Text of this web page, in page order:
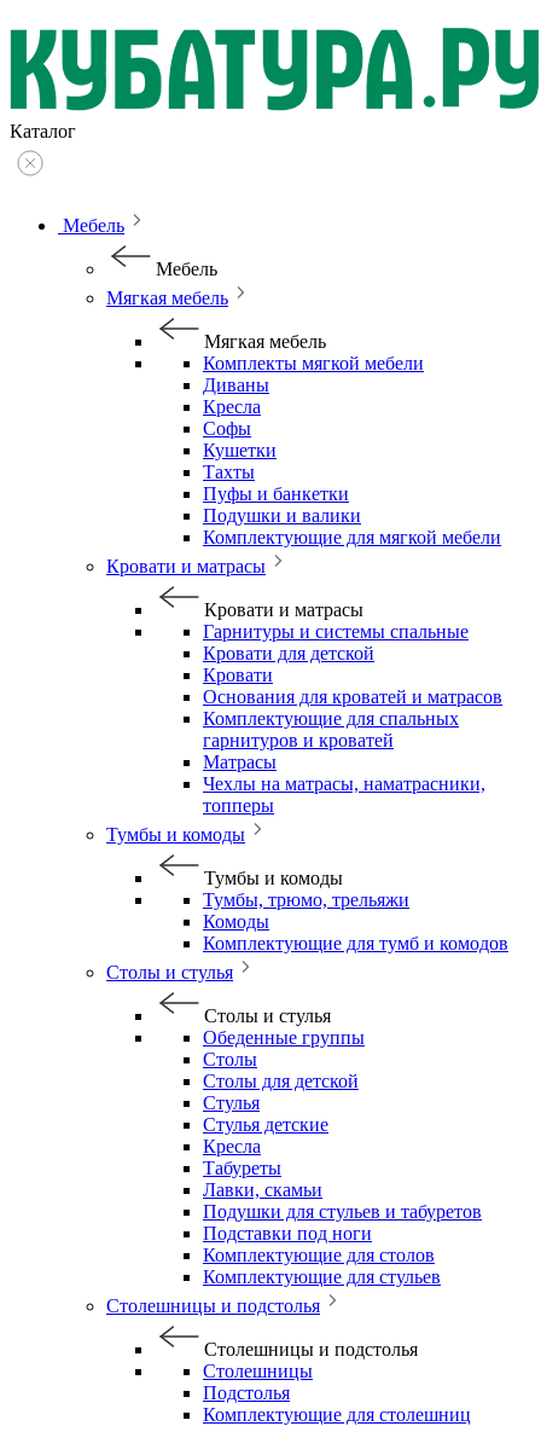
Каталог
Мебель
Мебель
Мягкая мебель
Мягкая мебель
Комплекты мягкой мебели
Диваны
Кресла
Софы
Кушетки
Тахты
Пуфы и банкетки
Подушки и валики
Комплектующие для мягкой мебели
Кровати и матрасы
Кровати и матрасы
Гарнитуры и системы спальные
Кровати для детской
Кровати
Основания для кроватей и матрасов
Комплектующие для спальных
гарнитуров и кроватей
Матрасы
Чехлы на матрасы, наматрасники,
топперы
Тумбы и комоды
Тумбы и комоды
Тумбы, трюмо, трельяжи
Комоды
Комплектующие для тумб и комодов
Столы и стулья
Столы и стулья
Обеденные группы
Столы
Столы для детской
Стулья
Стулья детские
Кресла
Табуреты
Лавки, скамьи
Подушки для стульев и табуретов
Подставки под ноги
Комплектующие для столов
Комплектующие для стульев
Столешницы и подстолья
Столешницы и подстолья
Столешницы
Подстолья
Комплектующие для столешниц